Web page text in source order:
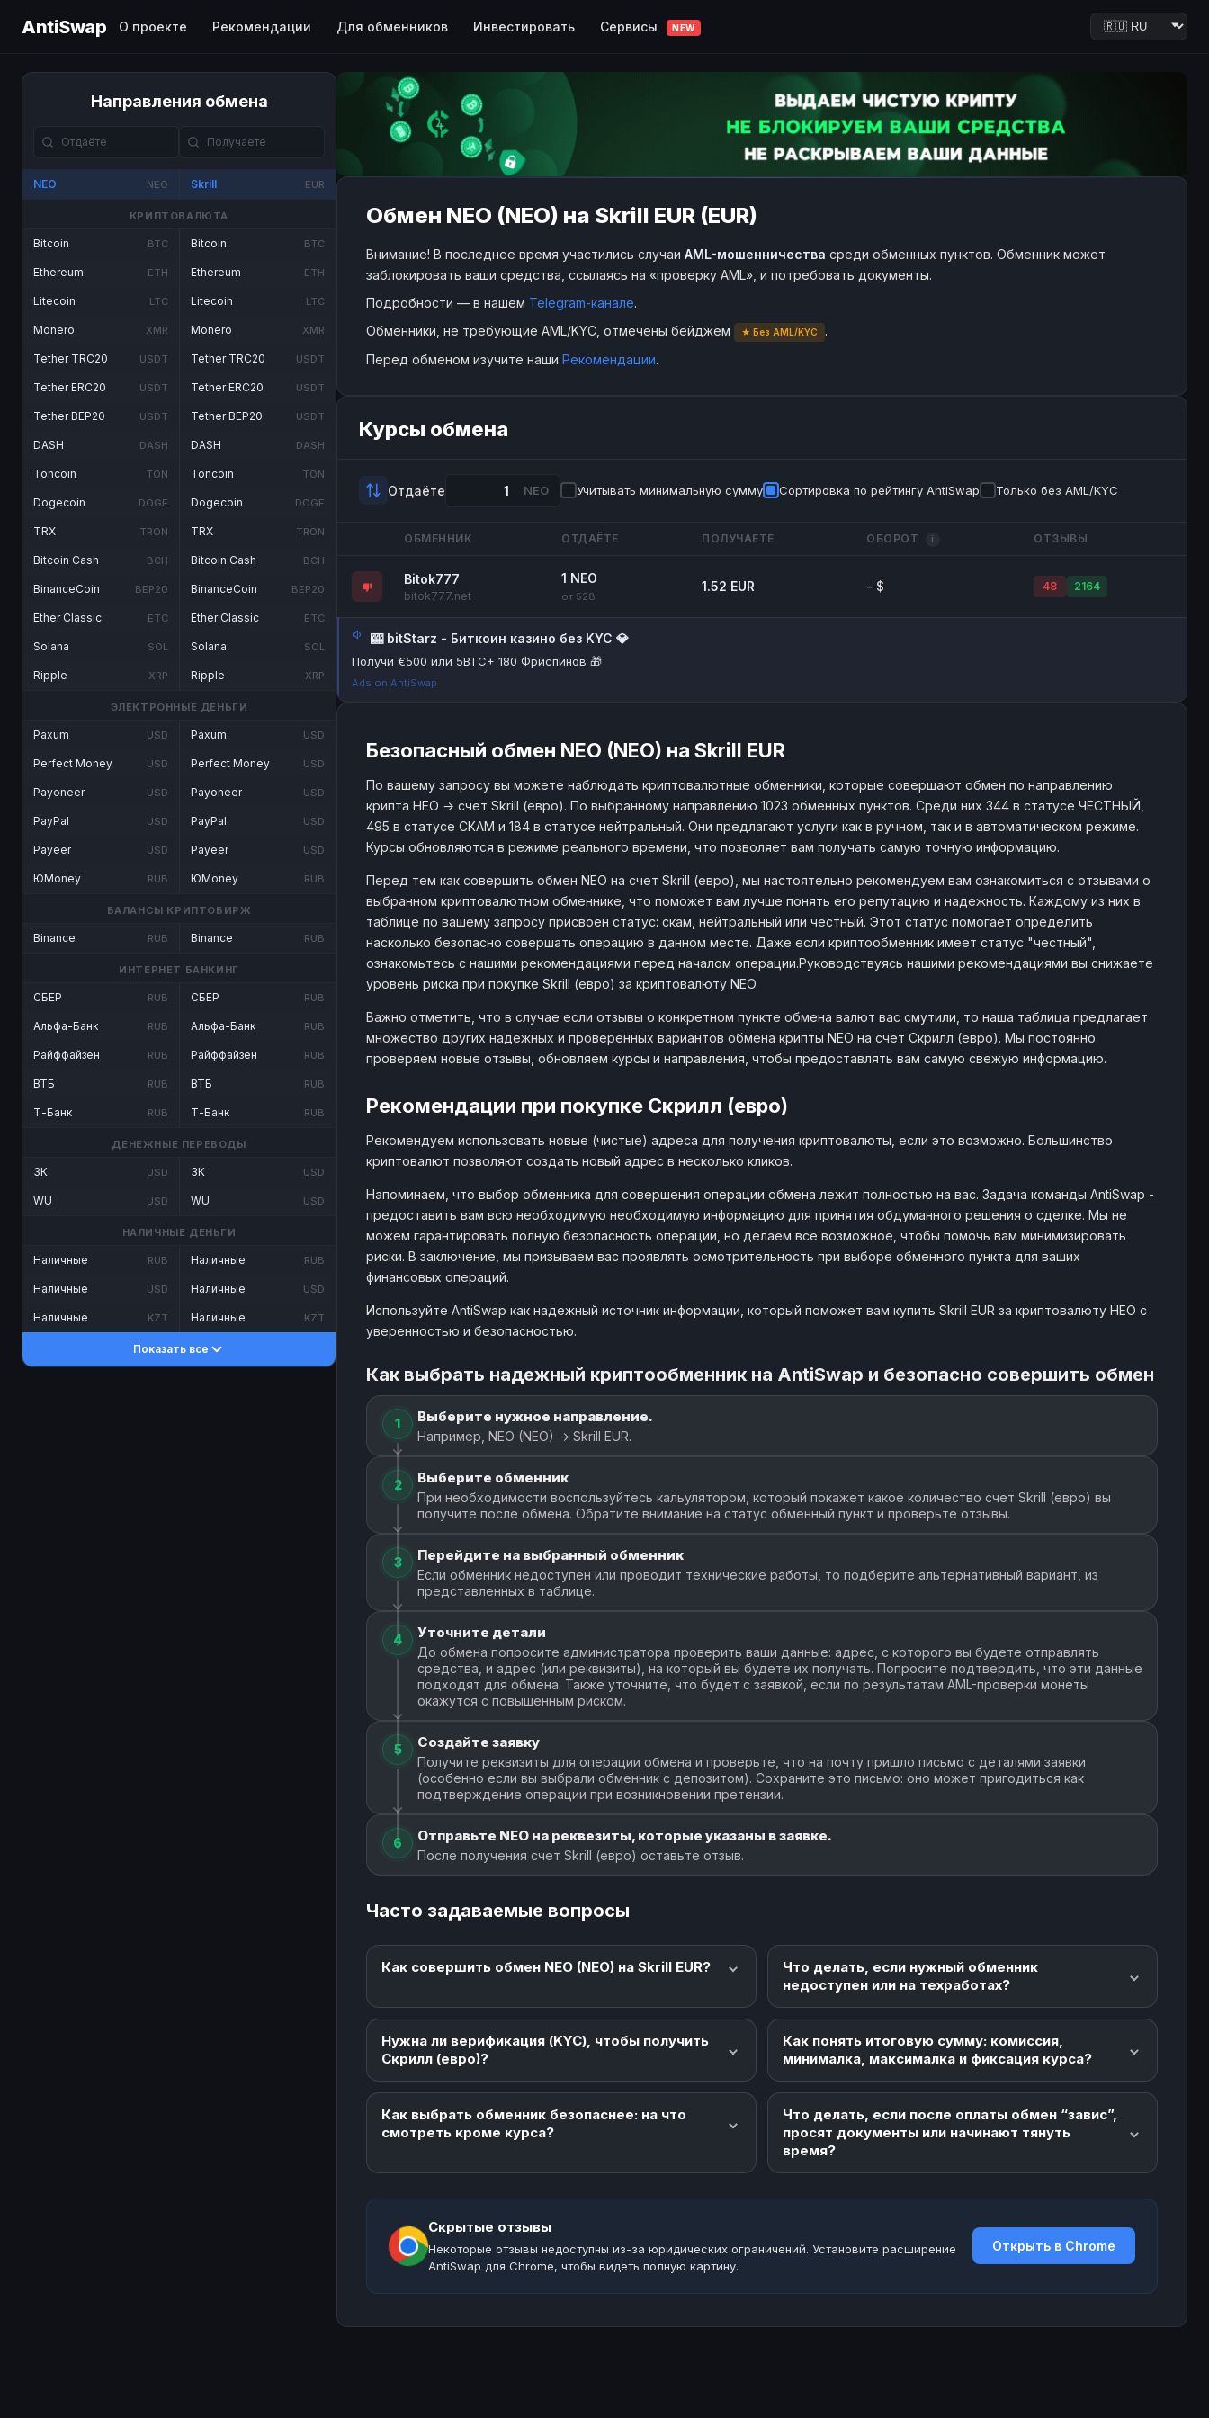
AntiSwap О проекте Рекомендации Для обменников Инвестировать Сервисы NEW
Направления обмена
NEO NEO Skrill EUR
КРИПТОВАЛЮТА
Bitcoin BTC
Ethereum ETH
Litecoin LTC
Monero XMR
Tether TRC20 USDT
Tether ERC20 USDT
Tether BEP20 USDT
DASH DASH
Toncoin TON
Dogecoin DOGE
TRX TRON
Bitcoin Cash BCH
BinanceCoin BEP20
Ether Classic ETC
Solana SOL
Ripple XRP
Bitcoin BTC
Ethereum ETH
Litecoin LTC
Monero XMR
Tether TRC20 USDT
Tether ERC20 USDT
Tether BEP20 USDT
DASH DASH
Toncoin TON
Dogecoin DOGE
TRX TRON
Bitcoin Cash BCH
BinanceCoin BEP20
Ether Classic ETC
Solana SOL
Ripple XRP
ЭЛЕКТРОННЫЕ ДЕНЬГИ
Paxum USD
Perfect Money USD
Payoneer USD
PayPal USD
Payeer USD
ЮMoney RUB
Paxum USD
Perfect Money USD
Payoneer USD
PayPal USD
Payeer USD
ЮMoney RUB
БАЛАНСЫ КРИПТОБИРЖ
Binance RUB Binance RUB
ИНТЕРНЕТ БАНКИНГ
СБЕР RUB
Альфа-Банк RUB
Райффайзен RUB
ВТБ RUB
Т-Банк RUB
СБЕР RUB
Альфа-Банк RUB
Райффайзен RUB
ВТБ RUB
Т-Банк RUB
ДЕНЕЖНЫЕ ПЕРЕВОДЫ
ЗК USD
WU USD
ЗК USD
WU USD
НАЛИЧНЫЕ ДЕНЬГИ
Наличные RUB
Наличные USD
Наличные KZT
Наличные RUB
Наличные USD
Наличные KZT
Показать все
Обмен NEO (NEO) на Skrill EUR (EUR)
Внимание! В последнее время участились случаи AML-мошенничества среди обменных пунктов. Обменник может
заблокировать ваши средства, ссылаясь на «проверку AML», и потребовать документы.
Подробности — в нашем Telegram-канале.
Обменники, не требующие AML/KYC, отмечены бейджем
★ Без AML/KYC
.
Перед обменом изучите наши Рекомендации.
Курсы обмена
Отдаёте NEO Учитывать минимальную сумму Сортировка по рейтингу AntiSwap Только без AML/KYC
ОБМЕННИК ОТДАЁТЕ ПОЛУЧАЕТЕ ОБОРОТ i ОТЗЫВЫ
Bitok777
bitok777.net
1 NEO
от 528
1.52 EUR - $ 48 2164
🎰 bitStarz - Биткоин казино без KYC 💎
Получи €500 или 5BTC+ 180 Фриспинов 🎁
Ads on AntiSwap
Безопасный обмен NEO (NEO) на Skrill EUR
По вашему запросу вы можете наблюдать криптовалютные обменники, которые совершают обмен по направлению
крипта НЕО → счет Skrill (евро). По выбранному направлению 1023 обменных пунктов. Среди них 344 в статусе ЧЕСТНЫЙ,
495 в статусе СКАМ и 184 в статусе нейтральный. Они предлагают услуги как в ручном, так и в автоматическом режиме.
Курсы обновляются в режиме реального времени, что позволяет вам получать самую точную информацию.
Перед тем как совершить обмен NEO на счет Skrill (евро), мы настоятельно рекомендуем вам ознакомиться с отзывами о
выбранном криптовалютном обменнике, что поможет вам лучше понять его репутацию и надежность. Каждому из них в
таблице по вашему запросу присвоен статус: скам, нейтральный или честный. Этот статус помогает определить
насколько безопасно совершать операцию в данном месте. Даже если криптообменник имеет статус "честный",
ознакомьтесь с нашими рекомендациями перед началом операции.Руководствуясь нашими рекомендациями вы снижаете
уровень риска при покупке Skrill (евро) за криптовалюту NEO.
Важно отметить, что в случае если отзывы о конкретном пункте обмена валют вас смутили, то наша таблица предлагает
множество других надежных и проверенных вариантов обмена крипты NEO на счет Скрилл (евро). Мы постоянно
проверяем новые отзывы, обновляем курсы и направления, чтобы предоставлять вам самую свежую информацию.
Рекомендации при покупке Скрилл (евро)
Рекомендуем использовать новые (чистые) адреса для получения криптовалюты, если это возможно. Большинство
криптовалют позволяют создать новый адрес в несколько кликов.
Напоминаем, что выбор обменника для совершения операции обмена лежит полностью на вас. Задача команды AntiSwap -
предоставить вам всю необходимую необходимую информацию для принятия обдуманного решения о сделке. Мы не
можем гарантировать полную безопасность операции, но делаем все возможное, чтобы помочь вам минимизировать
риски. В заключение, мы призываем вас проявлять осмотрительность при выборе обменного пункта для ваших
финансовых операций.
Используйте AntiSwap как надежный источник информации, который поможет вам купить Skrill EUR за криптовалюту НЕО с
уверенностью и безопасностью.
Как выбрать надежный криптообменник на AntiSwap и безопасно совершить обмен
1 Выберите нужное направление.
Например, NEO (NEO) → Skrill EUR.
2 Выберите обменник
При необходимости воспользуйтесь кальулятором, который покажет какое количество счет Skrill (евро) вы
получите после обмена. Обратите внимание на статус обменный пункт и проверьте отзывы.
3 Перейдите на выбранный обменник
Если обменник недоступен или проводит технические работы, то подберите альтернативный вариант, из
представленных в таблице.
4 Уточните детали
До обмена попросите администратора проверить ваши данные: адрес, с которого вы будете отправлять
средства, и адрес (или реквизиты), на который вы будете их получать. Попросите подтвердить, что эти данные
подходят для обмена. Также уточните, что будет с заявкой, если по результатам AML-проверки монеты
окажутся с повышенным риском.
5 Создайте заявку
Получите реквизиты для операции обмена и проверьте, что на почту пришло письмо с деталями заявки
(особенно если вы выбрали обменник с депозитом). Сохраните это письмо: оно может пригодиться как
подтверждение операции при возникновении претензии.
6 Отправьте NEO на реквезиты, которые указаны в заявке.
После получения счет Skrill (евро) оставьте отзыв.
Часто задаваемые вопросы
Как совершить обмен NEO (NEO) на Skrill EUR?
Что делать, если нужный обменник
недоступен или на техработах?
Нужна ли верификация (KYC), чтобы получить
Скрилл (евро)?
Как понять итоговую сумму: комиссия,
минималка, максималка и фиксация курса?
Как выбрать обменник безопаснее: на что
смотреть кроме курса?
Что делать, если после оплаты обмен “завис”,
просят документы или начинают тянуть
время?
Скрытые отзывы
Некоторые отзывы недоступны из-за юридических ограничений. Установите расширение
AntiSwap для Chrome, чтобы видеть полную картину.
Открыть в Chrome